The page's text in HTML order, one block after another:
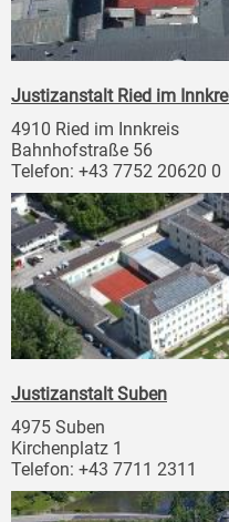
Justizanstalt Ried im
4910 Ried im Innkreis
Bahnhofstraße 56
Telefon: +43 7752 20620 0
Justizanstalt Suben
4975 Suben
Kirchenplatz 1
Telefon: +43 7711 2311